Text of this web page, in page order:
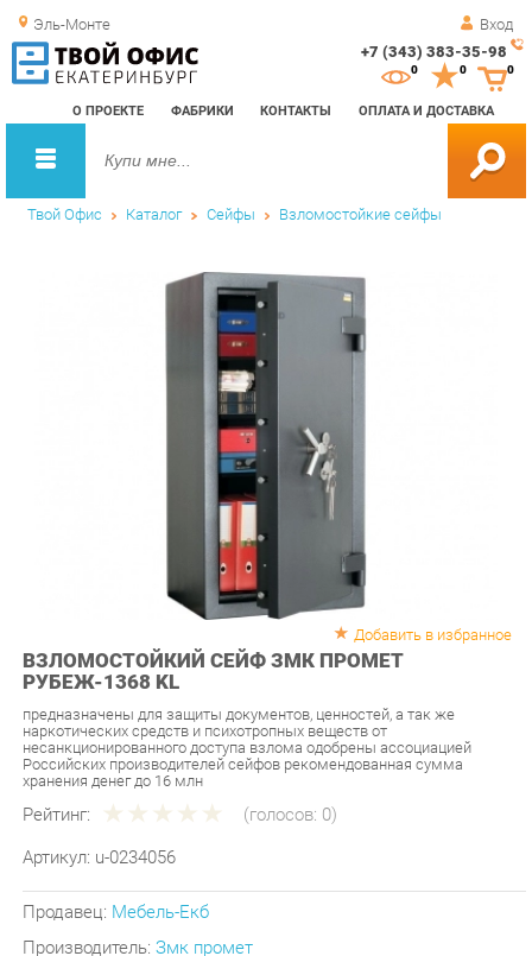
Эль-Монте Вход
+7 (343) 383-35-98
О ПРОЕКТЕ ФАБРИКИ КОНТАКТЫ ОПЛАТА И ДОСТАВКА
0 0
Твой Офис Каталог Сейфы Взломостойкие сейфы
Добавить в избранное
ВЗЛОМОСТОЙКИЙ СЕЙФ ЗМК ПРОМЕТ
РУБЕЖ-1368 KL
предназначены для защиты документов, ценностей, а так же
несанкционированного доступа взлома одобрены ассоциацией
Российских производителей сейфов рекомендованная сумма
хранения денег до 16 млн
Рейтинг:
Артикул: u-0234056
Производитель:Змк промет
Последняя цена: 453 090 ₽